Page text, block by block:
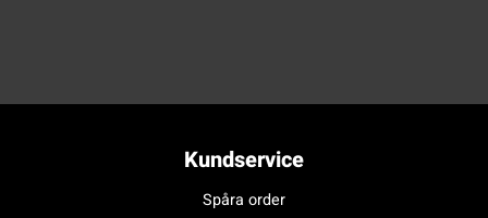
Kundservice
Spåra order